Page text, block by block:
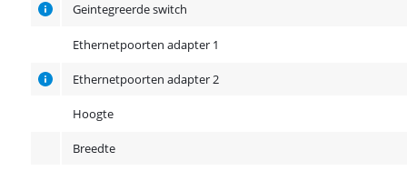
Geintegreerde switch
Ethernetpoorten adapter 1
Ethernetpoorten adapter 2
Hoogte
Breedte